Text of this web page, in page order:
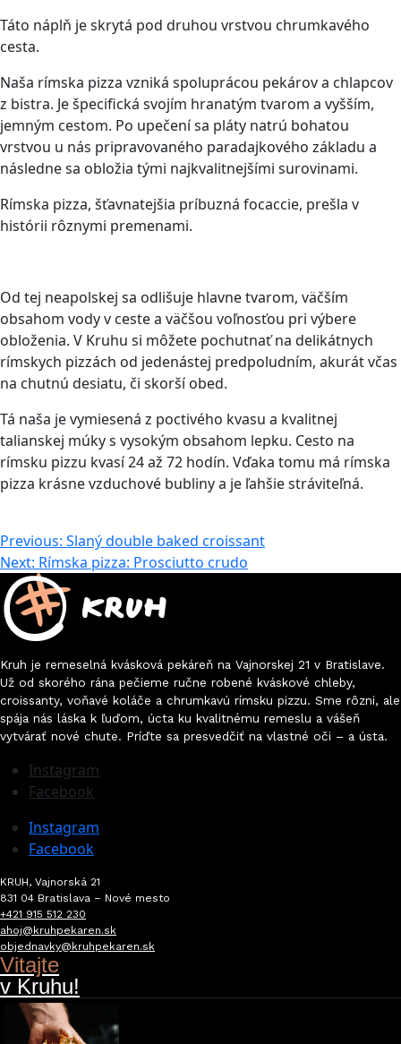
Táto náplň je skrytá pod druhou vrstvou chrumkavého
cesta.
Naša rímska pizza vzniká spoluprácou pekárov a chlapcov
z bistra. Je špecifická svojím hranatým tvarom a vyšším,
jemným cestom. Po upečení sa pláty natrú bohatou
vrstvou u nás pripravovaného paradajkového základu a
následne sa obložia tými najkvalitnejšími surovinami.
Rímska pizza, šťavnatejšia príbuzná focaccie, prešla v
histórii rôznymi premenami.
Od tej neapolskej sa odlišuje hlavne tvarom, väčším
obsahom vody v ceste a väčšou voľnosťou pri výbere
obloženia. V Kruhu si môžete pochutnať na delikátnych
rímskych pizzách od jedenástej predpoludním, akurát včas
na chutnú desiatu, či skorší obed.
Tá naša je vymiesená z poctivého kvasu a kvalitnej
talianskej múky s vysokým obsahom lepku. Cesto na
rímsku pizzu kvasí 24 až 72 hodín. Vďaka tomu má rímska
pizza krásne vzduchové bubliny a je ľahšie stráviteľná.
Navigácia
v
článku
Previous: Slaný double baked croissant
Next: Rímska pizza: Prosciutto crudo
Kruh je remeselná kvásková pekáreň na Vajnorskej 21 v Bratislave.
Už od skorého rána pečieme ručne robené kváskové chleby,
croissanty, voňavé koláče a chrumkavú rímsku pizzu. Sme rôzni, ale
spája nás láska k ľuďom, úcta ku kvalitnému remeslu a vášeň
vytvárať nové chute. Príďte sa presvedčiť na vlastné oči – a ústa.
Instagram
Facebook
Instagram
Facebook
KRUH, Vajnorská 21
831 04 Bratislava – Nové mesto
+421 915 512 230
ahoj@kruhpekaren.sk
objednavky@kruhpekaren.sk
Vitajte
v Kruhu!